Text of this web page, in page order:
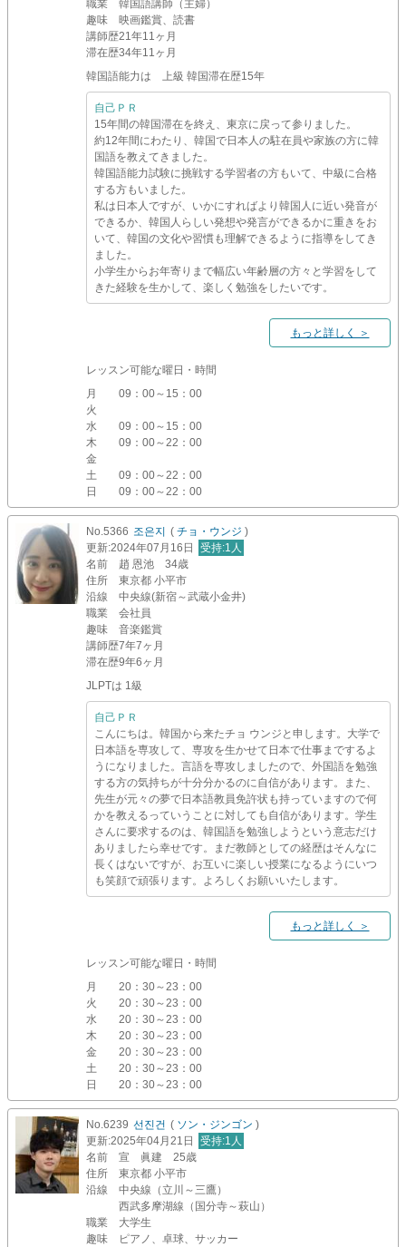
職業
韓国語講師（主婦）
趣味
映画鑑賞、読書
講師歴21年11ヶ月
滞在歴34年11ヶ月
韓国語能力は 上級 韓国滞在歴15年
自己ＰＲ
15年間の韓国滞在を終え、東京に戻って参りました。
約12年間にわたり、韓国で日本人の駐在員や家族の方に韓
国語を教えてきました。
韓国語能力試験に挑戦する学習者の方もいて、中級に合格
する方もいました。
私は日本人ですが、いかにすればより韓国人に近い発音が
できるか、韓国人らしい発想や発言ができるかに重きをお
いて、韓国の文化や習慣も理解できるように指導をしてき
ました。
小学生からお年寄りまで幅広い年齢層の方々と学習をして
きた経験を生かして、楽しく勉強をしたいです。
もっと詳しく ＞
レッスン可能な曜日・時間
月
09：00～15：00
火
水
09：00～15：00
木
09：00～22：00
金
土
09：00～22：00
日
09：00～22：00
No.5366 조은지 ( チョ・ウンジ )
更新:2024年07月16日 受持:1人
名前
趙 恩池 34歳
住所
東京都 小平市
沿線
中央線(新宿～武蔵小金井)
職業
会社員
趣味
音楽鑑賞
講師歴7年7ヶ月
滞在歴9年6ヶ月
JLPTは 1級
自己ＰＲ
こんにちは。韓国から来たチョ ウンジと申します。大学で
日本語を専攻して、専攻を生かせて日本で仕事までするよ
うになりました。言語を専攻しましたので、外国語を勉強
する方の気持ちが十分分かるのに自信があります。また、
先生が元々の夢で日本語教員免許状も持っていますので何
かを教えるっていうことに対しても自信があります。学生
さんに要求するのは、韓国語を勉強しようという意志だけ
ありましたら幸せです。まだ教師としての経歴はそんなに
長くはないですが、お互いに楽しい授業になるようにいつ
も笑顔で頑張ります。よろしくお願いいたします。
もっと詳しく ＞
レッスン可能な曜日・時間
月
20：30～23：00
火
20：30～23：00
水
20：30～23：00
木
20：30～23：00
金
20：30～23：00
土
20：30～23：00
日
20：30～23：00
No.6239 선진건 ( ソン・ジンゴン )
更新:2025年04月21日 受持:1人
名前
宣 眞建 25歳
住所
東京都 小平市
沿線
中央線（立川～三鷹）
西武多摩湖線（国分寺～萩山）
職業
大学生
趣味
ピアノ、卓球、サッカー